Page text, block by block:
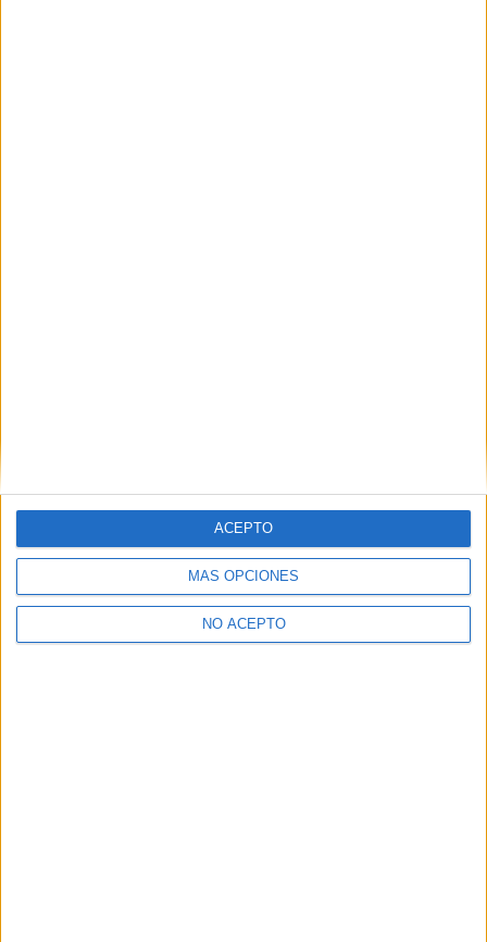
MÁS OPCIONES
NO ACEPTO
ACEPTO
Y como regalo de agradecimiento, por registrarte te daremos
gratis una copia de nuestro ebook con 100 consejos para tu
primer año de universidad